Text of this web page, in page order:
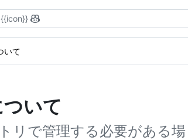
{{icon}}
いて
いて
リで管理する必要がある場